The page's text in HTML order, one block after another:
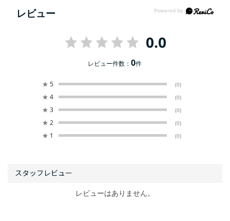
レビュー
0.0
レビュー件数：0件
★ 5 (0)
★ 4 (0)
★ 3 (0)
★ 2 (0)
★ 1 (0)
レビューはありません。